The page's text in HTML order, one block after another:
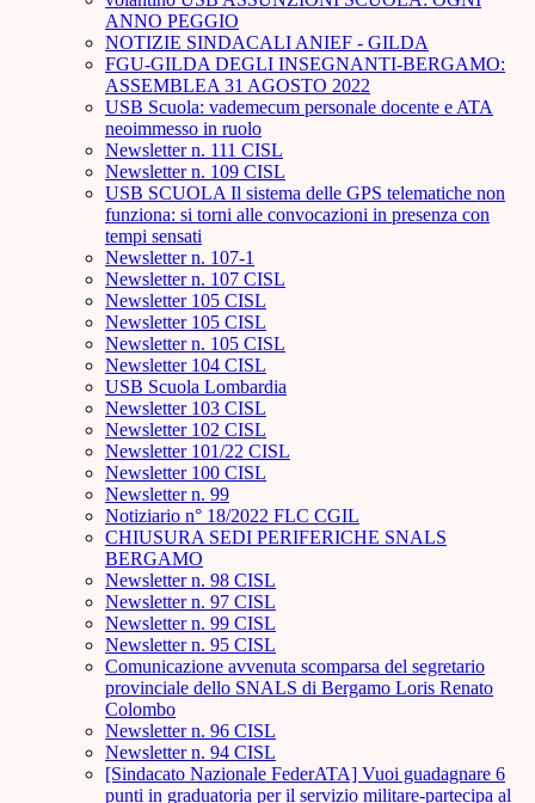
ANNO PEGGIO
NOTIZIE SINDACALI ANIEF - GILDA
FGU-GILDA DEGLI INSEGNANTI-BERGAMO:
ASSEMBLEA 31 AGOSTO 2022
USB Scuola: vademecum personale docente e ATA
neoimmesso in ruolo
Newsletter n. 111 CISL
Newsletter n. 109 CISL
USB SCUOLA Il sistema delle GPS telematiche non
funziona: si torni alle convocazioni in presenza con
tempi sensati
Newsletter n. 107-1
Newsletter n. 107 CISL
Newsletter 105 CISL
Newsletter 105 CISL
Newsletter n. 105 CISL
Newsletter 104 CISL
USB Scuola Lombardia
Newsletter 103 CISL
Newsletter 102 CISL
Newsletter 101/22 CISL
Newsletter 100 CISL
Newsletter n. 99
Notiziario n° 18/2022 FLC CGIL
CHIUSURA SEDI PERIFERICHE SNALS
BERGAMO
Newsletter n. 98 CISL
Newsletter n. 97 CISL
Newsletter n. 99 CISL
Newsletter n. 95 CISL
Comunicazione avvenuta scomparsa del segretario
provinciale dello SNALS di Bergamo Loris Renato
Colombo
Newsletter n. 96 CISL
Newsletter n. 94 CISL
[Sindacato Nazionale FederATA] Vuoi guadagnare 6
punti in graduatoria per il servizio militare-partecipa al